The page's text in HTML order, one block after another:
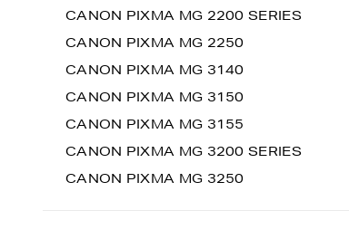
CANON PIXMA MG 2200 SERIES
CANON PIXMA MG 2250
CANON PIXMA MG 3140
CANON PIXMA MG 3150
CANON PIXMA MG 3155
CANON PIXMA MG 3200 SERIES
CANON PIXMA MG 3250